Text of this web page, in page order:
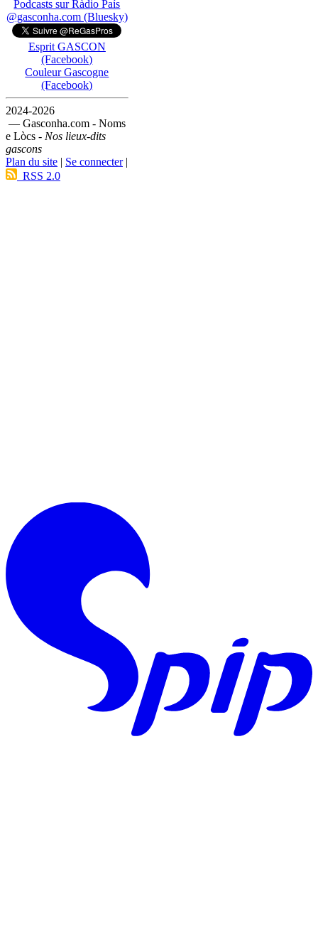
Podcasts sur Ràdio País
@gasconha.com (Bluesky)
Esprit GASCON
(Facebook)
Couleur Gascogne
(Facebook)
2024-2026
— Gasconha.com - Noms
e Lòcs - Nos lieux-dits
gascons
Plan du site | Se connecter|
RSS 2.0